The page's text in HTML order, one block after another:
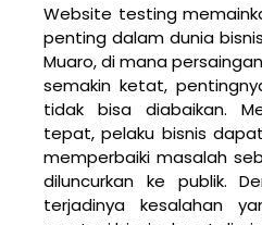
Website testing
penting dalam dunia
Muaro, di mana
semakin ketat,
tidak bisa diabaikan.
tepat, pelaku bisnis
memperbaiki masalah
diluncurkan ke publik.
terjadinya kesalahan